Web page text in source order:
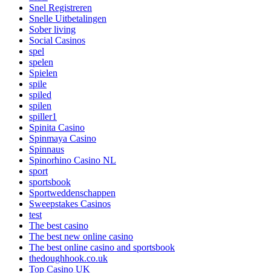
Snel Registreren
Snelle Uitbetalingen
Sober living
Social Casinos
spel
spelen
Spielen
spile
spiled
spilen
spiller1
Spinita Casino
Spinmaya Casino
Spinnaus
Spinorhino Casino NL
sport
sportsbook
Sportweddenschappen
Sweepstakes Casinos
test
The best casino
The best new online casino
The best online casino and sportsbook
thedoughhook.co.uk
Top Casino UK